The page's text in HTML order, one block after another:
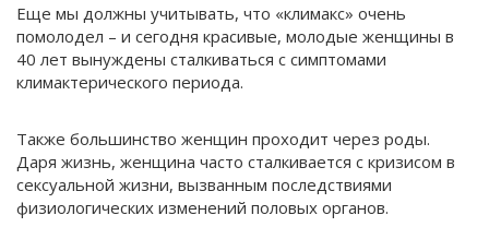
Еще мы должны учитывать, что «климакс» очень
помолодел – и сегодня красивые, молодые женщины в
40 лет вынуждены сталкиваться с симптомами
климактерического периода.
Также большинство женщин проходит через роды.
Даря жизнь, женщина часто сталкивается с кризисом в
сексуальной жизни, вызванным последствиями
физиологических изменений половых органов.